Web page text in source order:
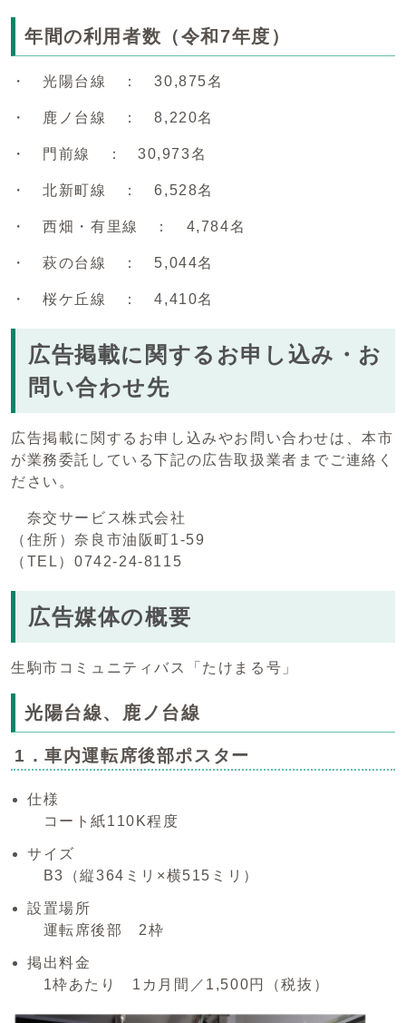
年間の利用者数（令和7年度）
・ 光陽台線 ： 30,875名
・ 鹿ノ台線 ： 8,220名
・ 門前線 ： 30,973名
・ 北新町線 ： 6,528名
・ 西畑・有里線 ： 4,784名
・ 萩の台線 ： 5,044名
・ 桜ケ丘線 ： 4,410名
広告掲載に関するお申し込み・お
問い合わせ先
広告掲載に関するお申し込みやお問い合わせは、本市
が業務委託している下記の広告取扱業者までご連絡く
ださい。
奈交サービス株式会社
（住所）奈良市油阪町1-59
（TEL）0742-24-8115
広告媒体の概要
生駒市コミュニティバス「たけまる号」
光陽台線、鹿ノ台線
1．車内運転席後部ポスター
仕様
コート紙110K程度
サイズ
B3（縦364ミリ×横515ミリ）
設置場所
運転席後部 2枠
掲出料金
1枠あたり 1カ月間／1,500円（税抜）